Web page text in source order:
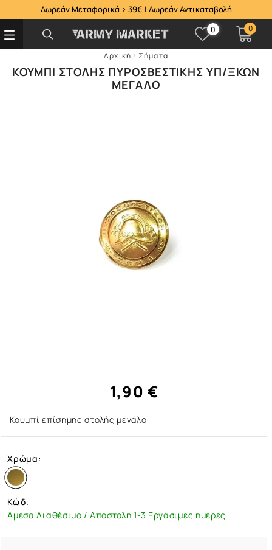
Δωρεάν Μεταφορικά > 39€ | Δωρεάν Αντικαταβολή
0 0
Αρχική / Σήματα
ΚΟΥΜΠΊ ΣΤΟΛΉΣ ΠΥΡΟΣΒΕΣΤΙΚΉΣ ΥΠ/ΞΚΏΝ
ΜΕΓΆΛΟ
1,90 €
Κουμπί επίσημης στολής μεγάλο
Χρώμα:
Κώδ.
Άμεσα Διαθέσιμο / Αποστολή 1-3 Εργάσιμες ημέρες